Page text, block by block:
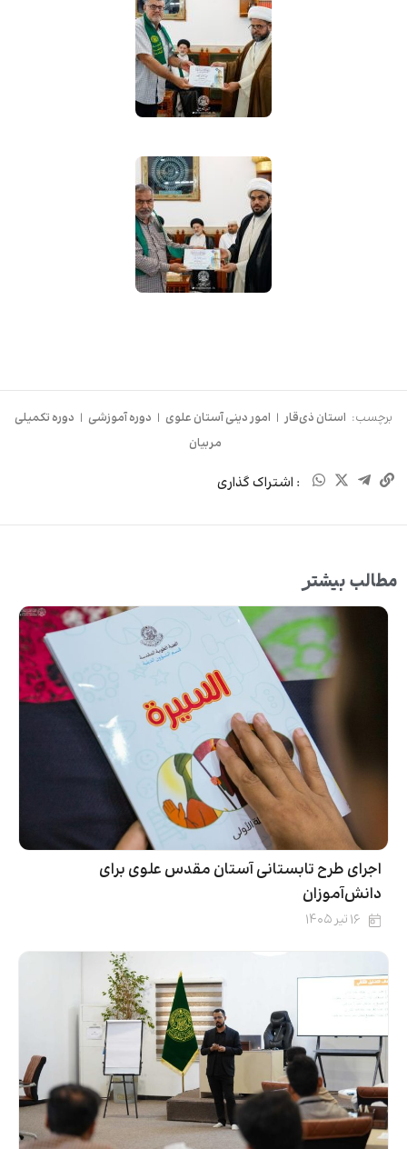
برچسب: استان ذی‌قار | امور دینی آستان علوی | دوره آموزشی | دوره تکمیلی
مربیان
: اشتراک گذاری
مطالب بیشتر
اجرای طرح تابستانی آستان مقدس علوی برای
دانش‌آموزان
۱۶ تیر ۱۴۰۵